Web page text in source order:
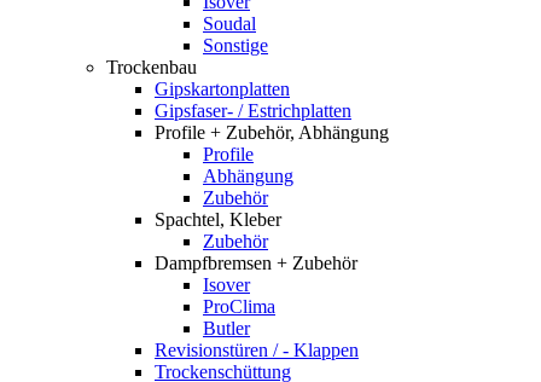
Soudal
Sonstige
Trockenbau
Gipskartonplatten
Gipsfaser- / Estrichplatten
Profile + Zubehör, Abhängung
Profile
Abhängung
Zubehör
Spachtel, Kleber
Zubehör
Dampfbremsen + Zubehör
Isover
ProClima
Butler
Revisionstüren / - Klappen
Trockenschüttung